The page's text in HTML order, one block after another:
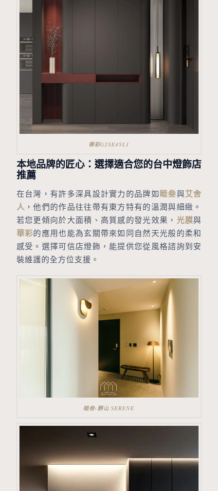
華彩G2SE45L1
本地品牌的匠心：選擇適合您的台中燈飾店
推薦
在台灣，有許多深具設計實力的品牌如睦叁與艾舍
人 ，他們的作品往往帶有東方特有的溫潤與細緻。
若您更傾向於大面積、高質感的發光效果， 光膜與
華彩的應用也能為玄關帶來如同自然天光般的柔和
感受。選擇可信店燈飾，能提供您從風格諮詢到安
裝維護的全方位支援。
睦叁-靜山 SERENE